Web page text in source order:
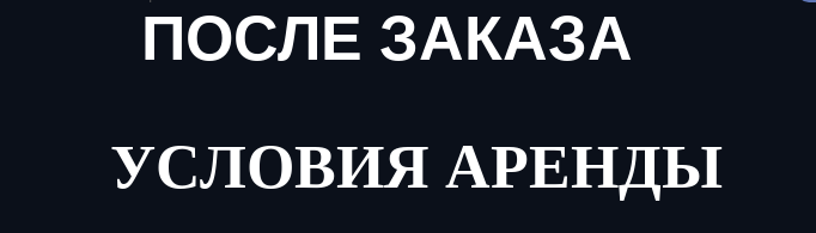
ПОСЛЕ ЗАКАЗА
УСЛОВИЯ АРЕНДЫ